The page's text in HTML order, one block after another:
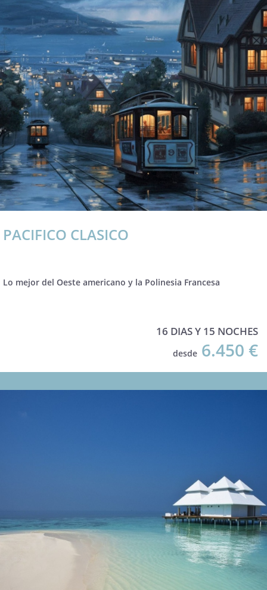
PACIFICO CLASICO
Lo mejor del Oeste americano y la Polinesia Francesa
16 DIAS Y 15 NOCHES
desde 6.450 €